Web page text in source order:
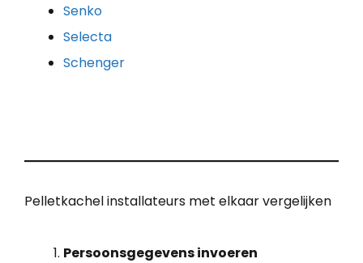
Senko
Selecta
Schenger
Pelletkachel installateurs met elkaar vergelijken
Persoonsgegevens invoeren